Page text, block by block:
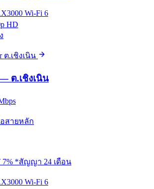
Wi-Fi 6
HD
ต.เชิงเนิน
ต.เชิงเนิน
อสายหลัก
7% *สัญญา 24 เดือน
Wi-Fi 6